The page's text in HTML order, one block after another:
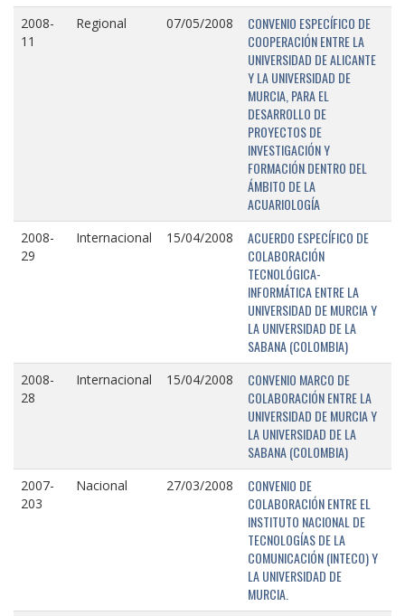
2008-
11
Regional 07/05/2008
CONVENIO ESPECÍFICO DE
COOPERACIÓN ENTRE LA
UNIVERSIDAD DE ALICANTE
Y LA UNIVERSIDAD DE
MURCIA, PARA EL
DESARROLLO DE
PROYECTOS DE
INVESTIGACIÓN Y
FORMACIÓN DENTRO DEL
ÁMBITO DE LA
ACUARIOLOGÍA
2008-
29
Internacional 15/04/2008
ACUERDO ESPECÍFICO DE
COLABORACIÓN
TECNOLÓGICA-
INFORMÁTICA ENTRE LA
UNIVERSIDAD DE MURCIA Y
LA UNIVERSIDAD DE LA
SABANA (COLOMBIA)
2008-
28
Internacional 15/04/2008
CONVENIO MARCO DE
COLABORACIÓN ENTRE LA
UNIVERSIDAD DE MURCIA Y
LA UNIVERSIDAD DE LA
SABANA (COLOMBIA)
2007-
203
Nacional 27/03/2008
CONVENIO DE
COLABORACIÓN ENTRE EL
INSTITUTO NACIONAL DE
TECNOLOGÍAS DE LA
COMUNICACIÓN (INTECO) Y
LA UNIVERSIDAD DE
MURCIA.